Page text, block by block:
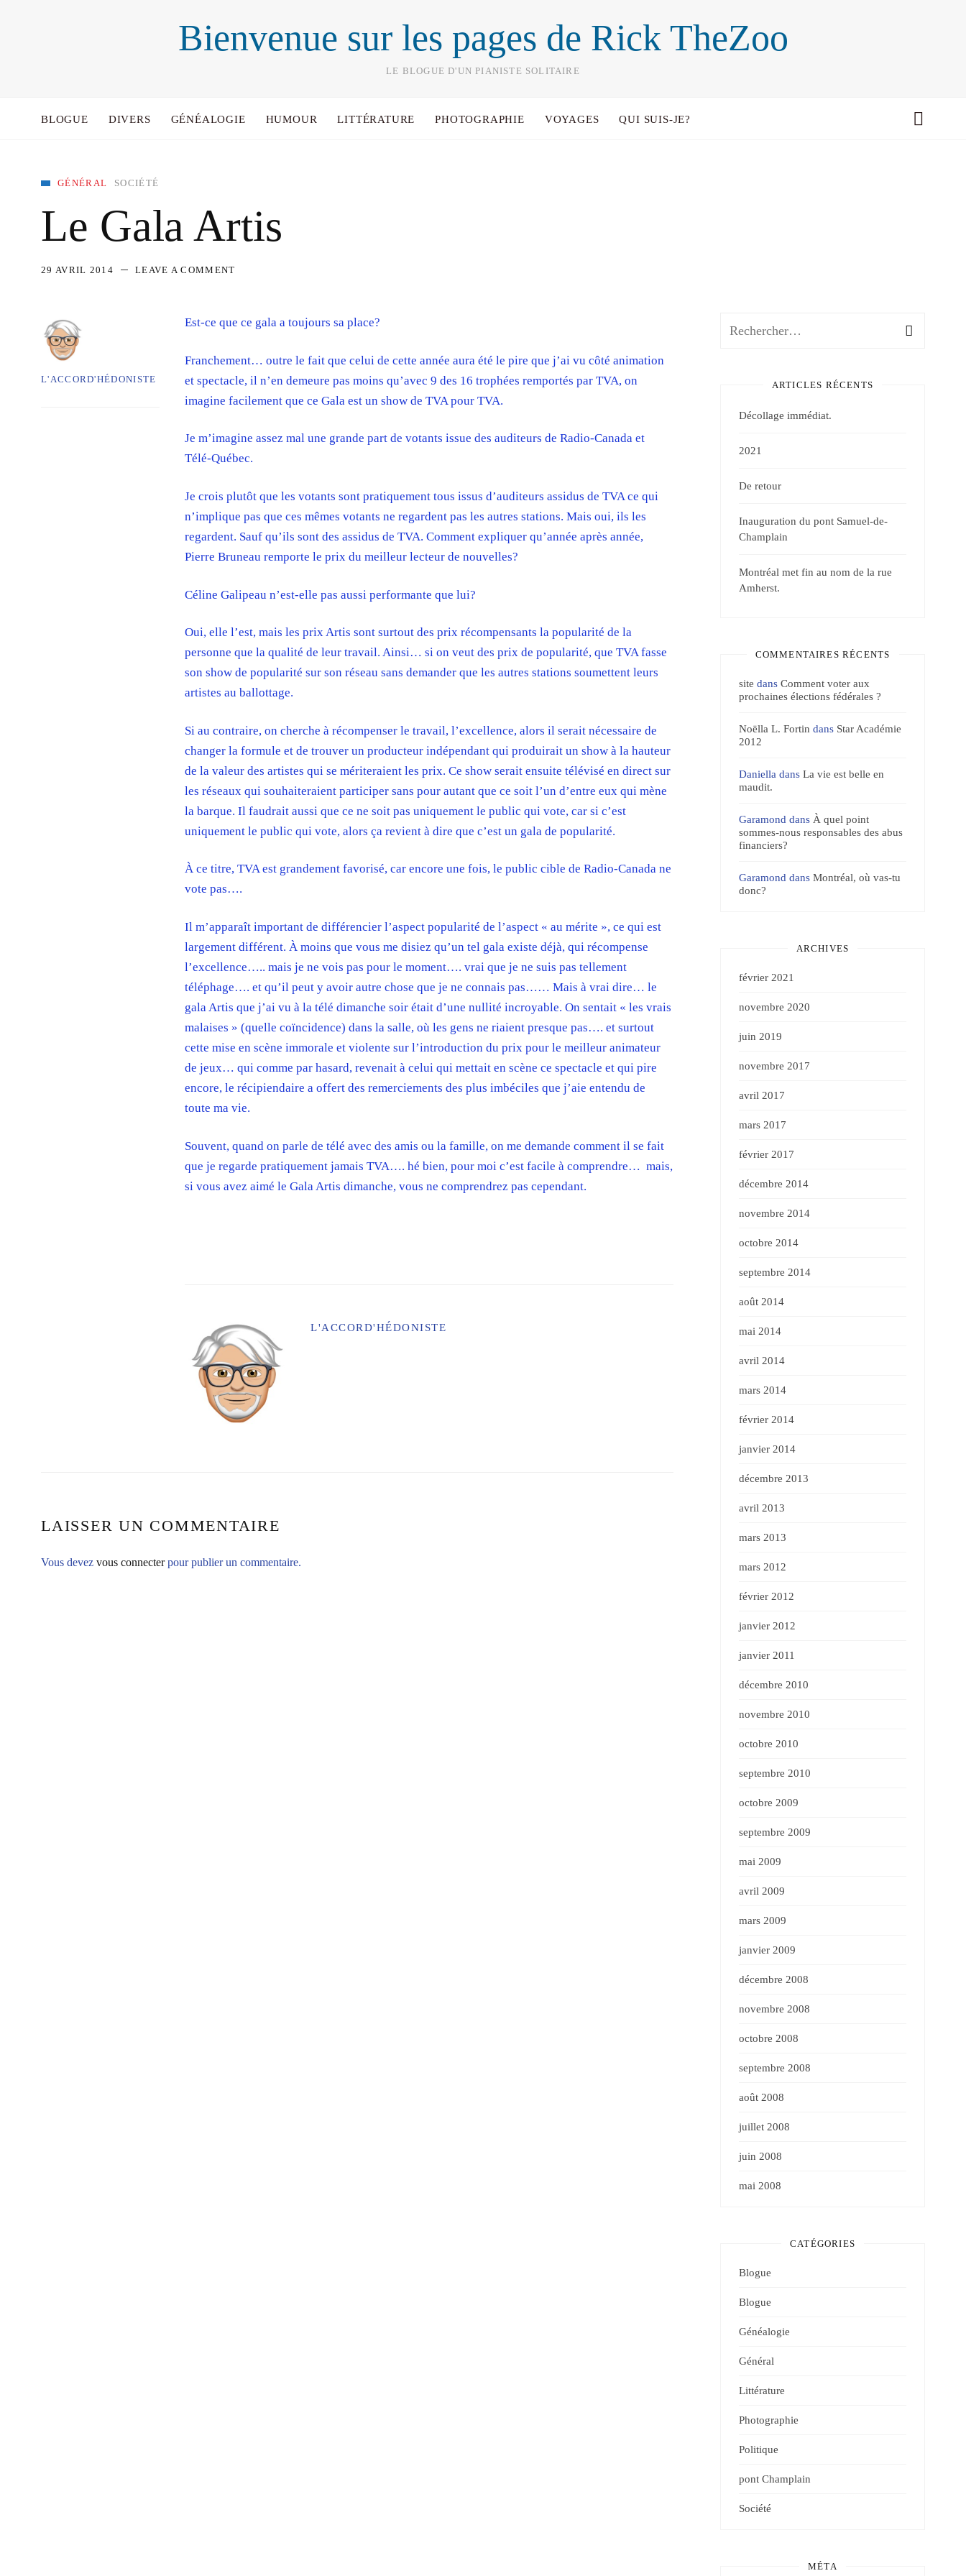
Bienvenue sur les pages de Rick TheZoo
LE BLOGUE D'UN PIANISTE SOLITAIRE
BLOGUE DIVERS GÉNÉALOGIE HUMOUR LITTÉRATURE PHOTOGRAPHIE VOYAGES QUI SUIS-JE?
GÉNÉRAL SOCIÉTÉ
Le Gala Artis
29 AVRIL 2014 LEAVE A COMMENT
L'ACCORD'HÉDONISTE
Est-ce que ce gala a toujours sa place?
Franchement… outre le fait que celui de cette année aura été le pire que j’ai vu côté animation
et spectacle, il n’en demeure pas moins qu’avec 9 des 16 trophées remportés par TVA, on
imagine facilement que ce Gala est un show de TVA pour TVA.
Je m’imagine assez mal une grande part de votants issue des auditeurs de Radio-Canada et
Télé-Québec.
Je crois plutôt que les votants sont pratiquement tous issus d’auditeurs assidus de TVA ce qui
n’implique pas que ces mêmes votants ne regardent pas les autres stations. Mais oui, ils les
regardent. Sauf qu’ils sont des assidus de TVA. Comment expliquer qu’année après année,
Pierre Bruneau remporte le prix du meilleur lecteur de nouvelles?
Céline Galipeau n’est-elle pas aussi performante que lui?
Oui, elle l’est, mais les prix Artis sont surtout des prix récompensants la popularité de la
personne que la qualité de leur travail. Ainsi… si on veut des prix de popularité, que TVA fasse
son show de popularité sur son réseau sans demander que les autres stations soumettent leurs
artistes au ballottage.
Si au contraire, on cherche à récompenser le travail, l’excellence, alors il serait nécessaire de
changer la formule et de trouver un producteur indépendant qui produirait un show à la hauteur
de la valeur des artistes qui se mériteraient les prix. Ce show serait ensuite télévisé en direct sur
les réseaux qui souhaiteraient participer sans pour autant que ce soit l’un d’entre eux qui mène
la barque. Il faudrait aussi que ce ne soit pas uniquement le public qui vote, car si c’est
uniquement le public qui vote, alors ça revient à dire que c’est un gala de popularité.
À ce titre, TVA est grandement favorisé, car encore une fois, le public cible de Radio-Canada ne
vote pas….
Il m’apparaît important de différencier l’aspect popularité de l’aspect « au mérite », ce qui est
largement différent. À moins que vous me disiez qu’un tel gala existe déjà, qui récompense
l’excellence….. mais je ne vois pas pour le moment…. vrai que je ne suis pas tellement
téléphage…. et qu’il peut y avoir autre chose que je ne connais pas…… Mais à vrai dire… le
gala Artis que j’ai vu à la télé dimanche soir était d’une nullité incroyable. On sentait « les vrais
malaises » (quelle coïncidence) dans la salle, où les gens ne riaient presque pas…. et surtout
cette mise en scène immorale et violente sur l’introduction du prix pour le meilleur animateur
de jeux… qui comme par hasard, revenait à celui qui mettait en scène ce spectacle et qui pire
encore, le récipiendaire a offert des remerciements des plus imbéciles que j’aie entendu de
toute ma vie.
Souvent, quand on parle de télé avec des amis ou la famille, on me demande comment il se fait
que je regarde pratiquement jamais TVA…. hé bien, pour moi c’est facile à comprendre… mais,
si vous avez aimé le Gala Artis dimanche, vous ne comprendrez pas cependant.
L'ACCORD'HÉDONISTE
LAISSER UN COMMENTAIRE
Vous devez vous connecterpour publier un commentaire.
ARTICLES RÉCENTS
Décollage immédiat.
2021
De retour
Inauguration du pont Samuel-de-
Champlain
Montréal met fin au nom de la rue
Amherst.
COMMENTAIRES RÉCENTS
site dans Comment voter aux
prochaines élections fédérales ?
Noëlla L. Fortin dans Star Académie
2012
Daniella dans La vie est belle en
maudit.
Garamond dans À quel point
sommes-nous responsables des abus
financiers?
Garamond dans Montréal, où vas-tu
donc?
ARCHIVES
février 2021
novembre 2020
juin 2019
novembre 2017
avril 2017
mars 2017
février 2017
décembre 2014
novembre 2014
octobre 2014
septembre 2014
août 2014
mai 2014
avril 2014
mars 2014
février 2014
janvier 2014
décembre 2013
avril 2013
mars 2013
mars 2012
février 2012
janvier 2012
janvier 2011
décembre 2010
novembre 2010
octobre 2010
septembre 2010
octobre 2009
septembre 2009
mai 2009
avril 2009
mars 2009
janvier 2009
décembre 2008
novembre 2008
octobre 2008
septembre 2008
août 2008
juillet 2008
juin 2008
mai 2008
CATÉGORIES
Blogue
Blogue
Généalogie
Général
Littérature
Photographie
Politique
pont Champlain
Société
MÉTA